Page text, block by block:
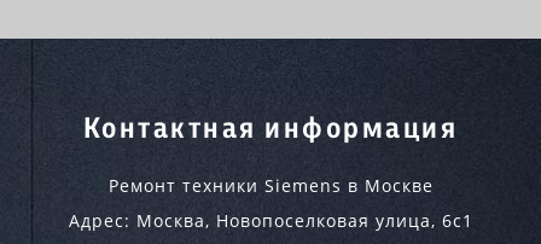
Контактная информация
Ремонт техники Siemens в Москве
Адрес: Москва, Новопоселковая улица, 6с1